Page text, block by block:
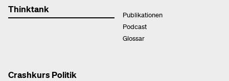
Thinktank
Publikationen
Podcast
Glossar
Crashkurs Politik